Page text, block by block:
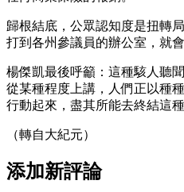
歸根結底，公眾認知度是扭轉
打到各州參議員的辦公室，就
楊傑凱最後呼籲：這種駭人聽
從某種程度上講，人們正以種
行動起來，盡其所能去終結這種
（轉自大紀元）
添加新評論